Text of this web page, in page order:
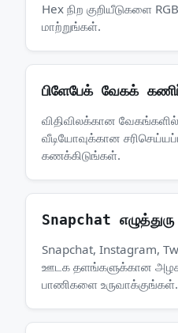
Hex நிற குறியீடுகளை
மாற்றுங்கள்.
பிளேபேக் வேகக்
விதிவிலக்கான
வீடியோவுக்கான
கணக்கிடுங்கள்.
Snapchat எழுத்துரு
Snapchat, Instagram,
ஊடக தளங்களுக்கான
பாணிகளை உருவாக்குங்கள்.